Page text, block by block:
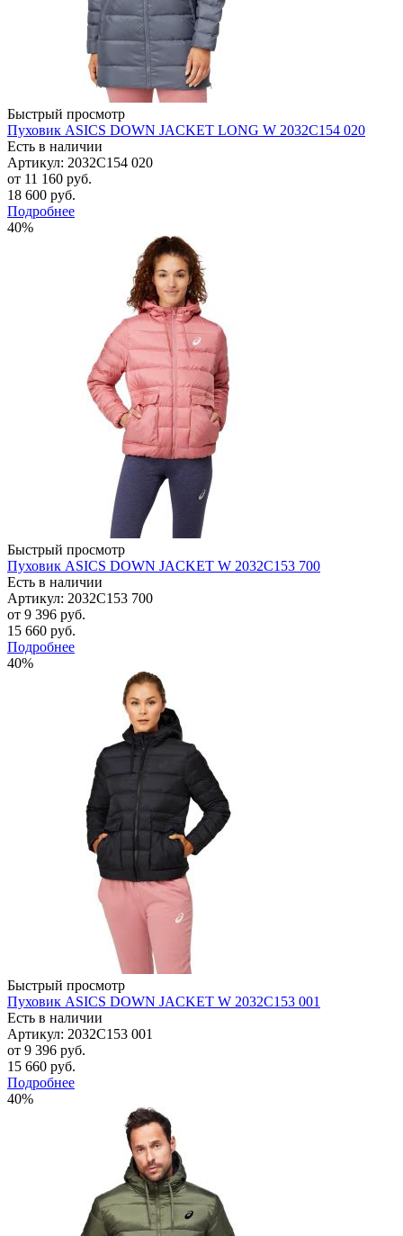
Быстрый просмотр
Пуховик ASICS DOWN JACKET LONG W 2032C154 020
Есть в наличии
Артикул: 2032C154 020
от 11 160 руб.
18 600 руб.
Подробнее
40%
Быстрый просмотр
Пуховик ASICS DOWN JACKET W 2032C153 700
Есть в наличии
Артикул: 2032C153 700
от 9 396 руб.
15 660 руб.
Подробнее
40%
Быстрый просмотр
Пуховик ASICS DOWN JACKET W 2032C153 001
Есть в наличии
Артикул: 2032C153 001
от 9 396 руб.
15 660 руб.
Подробнее
40%